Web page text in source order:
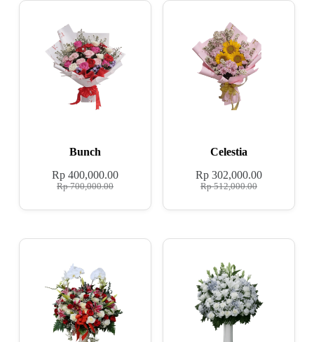
Bunch
Rp700,000.00
Rp400,000.00
Celestia
Rp512,000.00
Rp 302,000.00